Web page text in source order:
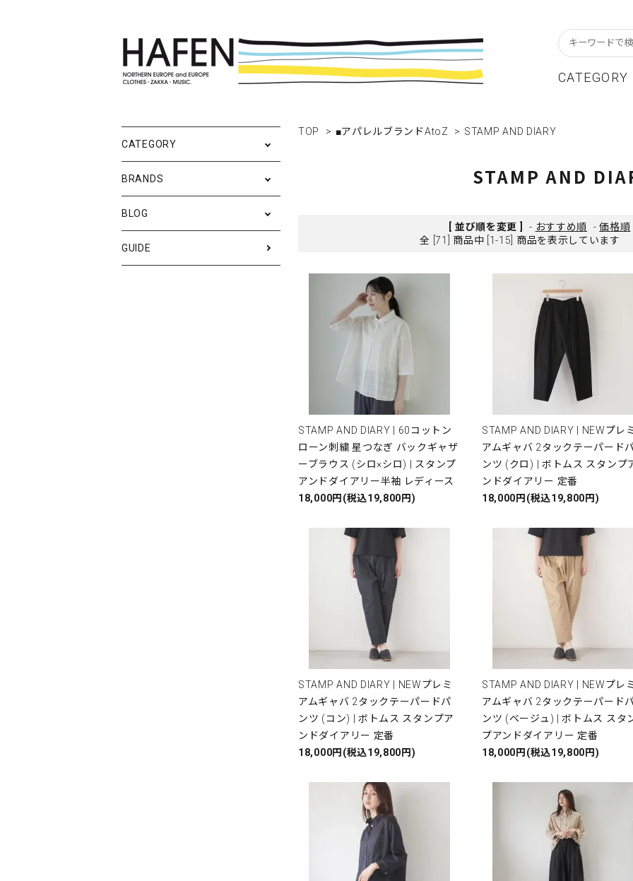
CATEGORY
ポスターフレーム カレンダー
バッグ
メンズファッション
RESTOCK / 再入荷 OUTLET / アウトレット
雑貨ブランドAtoZ アパレルブランドAtoZ
New In Staff Blog
Event
TOP > ■アパレルブランドAtoZ > STAMP AND DIARY
STAMP AND
[ 並び順を変更 ] - おすすめ順 -価格順
全 [71] 商品中 [1-15] 商品を表示しています
STAMP AND DIARY | 60コットン
ローン刺繍 星つなぎ バックギャザ
ーブラウス (シロ×シロ) | スタンプ
アンドダイアリー半袖 レディース
18,000円(税込19,800円)
STAMP AND DIARY | NEWプレ
アムギャバ 2タックテーパード
ンツ (クロ) | ボトムス スタンプ
ンドダイアリー 定番
18,000円(税込19,800円)
STAMP AND DIARY | NEWプレミ
アムギャバ 2タックテーパードパ
ンツ (コン) | ボトムス スタンプア
ンドダイアリー 定番
18,000円(税込19,800円)
STAMP AND DIARY | NEWプレ
アムギャバ 2タックテーパード
ンツ (ベージュ) | ボトムス スタ
プアンドダイアリー 定番
18,000円(税込19,800円)
CATEGORY
BRANDS
BLOG
GUIDE